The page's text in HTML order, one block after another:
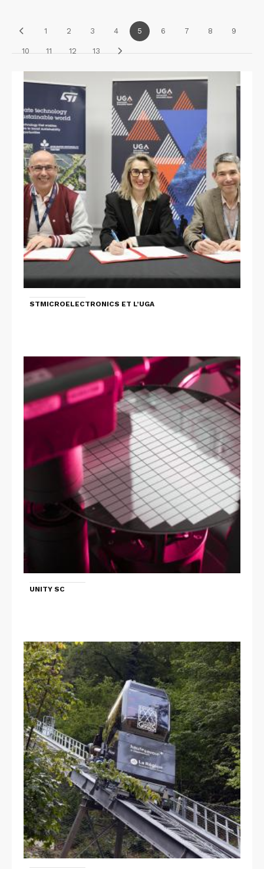
1 2 3 4 5 6 7 8 9
10 11 12 13
STMICROELECTRONICS ET L’UGA
UNITY SC